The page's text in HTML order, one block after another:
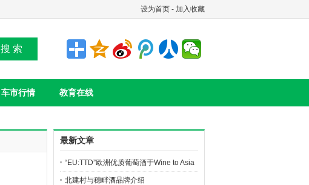
设为首页 - 加入收藏
搜 索
车市行情 教育在线
最新文章
“EU:TTD”欧洲优质葡萄酒于Wine to Asia
登场 引领欧风飨宴
北建村与穗畔酒品牌介绍